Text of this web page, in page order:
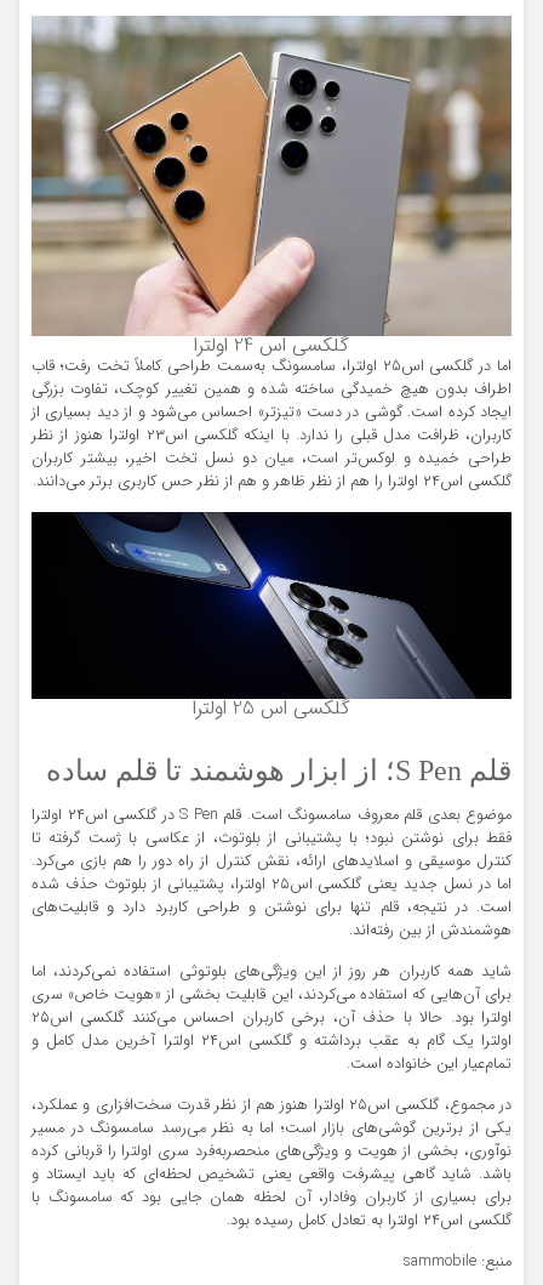
گلکسی اس 24 اولترا
اما در گلکسی اس۲۵ اولترا، سامسونگ به‌سمت طراحی کاملاً تخت رفت؛ قاب
اطراف بدون هیچ خمیدگی ساخته شده و همین تغییر کوچک، تفاوت بزرگی
ایجاد کرده است. گوشی در دست «تیزتر» احساس می‌شود و از دید بسیاری از
کاربران، ظرافت مدل قبلی را ندارد. با اینکه گلکسی اس۲۳ اولترا هنوز از نظر
طراحی خمیده و لوکس‌تر است، میان دو نسل تخت اخیر، بیشتر کاربران
گلکسی اس۲۴ اولترا را هم از نظر ظاهر و هم از نظر حس کاربری برتر می‌دانند.
گلکسی اس 25 اولترا
قلم S Pen؛ از ابزار هوشمند تا قلم ساده
موضوع بعدی قلم معروف سامسونگ است. قلم S Pen در گلکسی اس۲۴ اولترا
فقط برای نوشتن نبود؛ با پشتیبانی از بلوتوث، از عکاسی با ژست گرفته تا
کنترل موسیقی و اسلایدهای ارائه، نقش کنترل از راه دور را هم بازی می‌کرد.
اما در نسل جدید یعنی گلکسی اس۲۵ اولترا، پشتیبانی از بلوتوث حذف شده
است. در نتیجه، قلم تنها برای نوشتن و طراحی کاربرد دارد و قابلیت‌های
هوشمندش از بین رفته‌اند.
شاید همه کاربران هر روز از این ویژگی‌های بلوتوثی استفاده نمی‌کردند، اما
برای آن‌هایی که استفاده می‌کردند، این قابلیت بخشی از «هویت خاص» سری
اولترا بود. حالا با حذف آن، برخی کاربران احساس می‌کنند گلکسی اس۲۵
اولترا یک گام به عقب برداشته و گلکسی اس۲۴ اولترا آخرین مدل کامل و
تمام‌عیار این خانواده است.
در مجموع، گلکسی اس۲۵ اولترا هنوز هم از نظر قدرت سخت‌افزاری و عملکرد،
یکی از برترین گوشی‌های بازار است؛ اما به نظر می‌رسد سامسونگ در مسیر
نوآوری، بخشی از هویت و ویژگی‌های منحصربه‌فرد سری اولترا را قربانی کرده
باشد. شاید گاهی پیشرفت واقعی یعنی تشخیص لحظه‌ای که باید ایستاد و
برای بسیاری از کاربران وفادار، آن لحظه همان جایی بود که سامسونگ با
گلکسی اس۲۴ اولترا به تعادل کامل رسیده بود.
منبع: sammobile